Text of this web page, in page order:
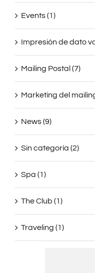
Events (1)
Impresión de dato
Mailing Postal (7)
Marketing del
News (9)
Sin categoría (2)
Spa (1)
The Club (1)
Traveling (1)